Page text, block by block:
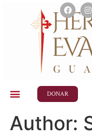
DONAR
Author: